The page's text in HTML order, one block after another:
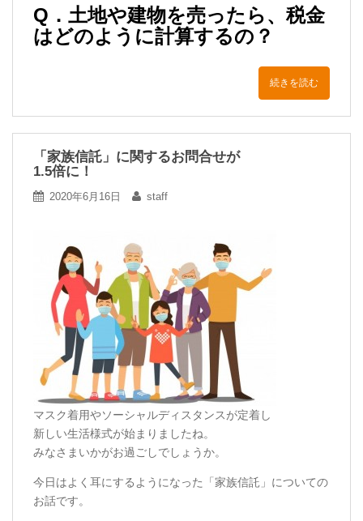
Q．土地や建物を売ったら、税金
はどのように計算するの？
続きを読む
「家族信託」に関するお問合せが
1.5倍に！
2020年6月16日 staff
マスク着用やソーシャルディスタンスが定着し
新しい生活様式が始まりましたね。
みなさまいかがお過ごしでしょうか。
今日はよく耳にするようになった「家族信託」についての
お話です。